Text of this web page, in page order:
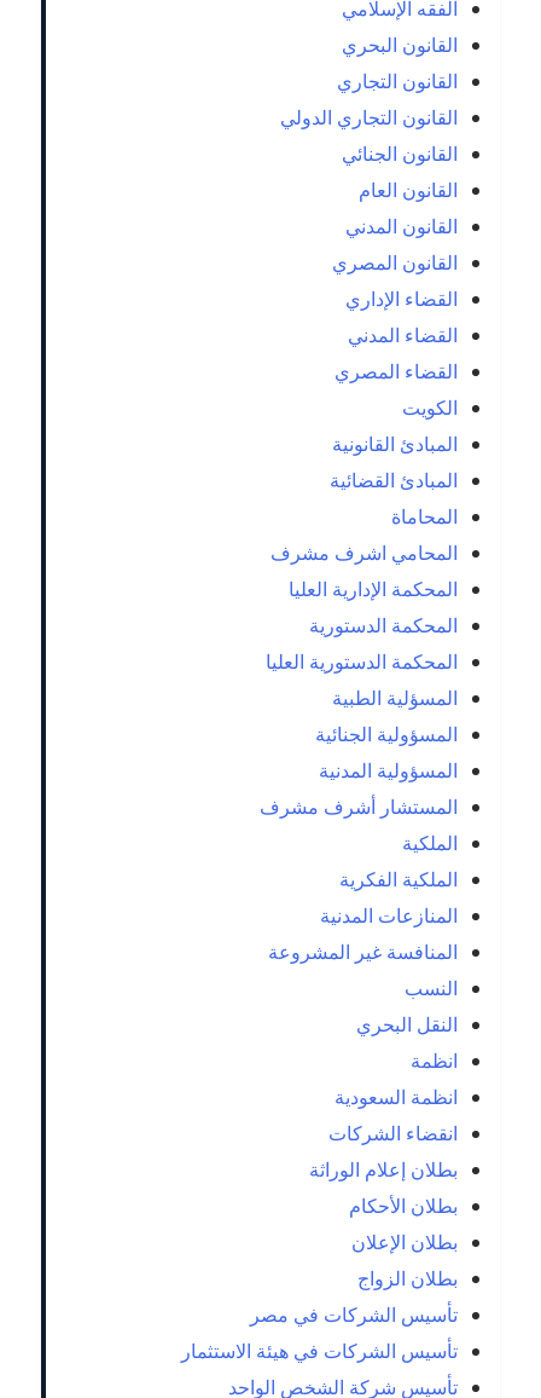
الفقه الإسلامي
القانون البحري
القانون التجاري
القانون التجاري الدولي
القانون الجنائي
القانون العام
القانون المدني
القانون المصري
القضاء الإداري
القضاء المدني
القضاء المصري
الكويت
المبادئ القانونية
المبادئ القضائية
المحاماة
المحامي اشرف مشرف
المحكمة الإدارية العليا
المحكمة الدستورية
المحكمة الدستورية العليا
المسؤلية الطبية
المسؤولية الجنائية
المسؤولية المدنية
المستشار أشرف مشرف
الملكية
الملكية الفكرية
المنازعات المدنية
المنافسة غير المشروعة
النسب
النقل البحري
انظمة
انظمة السعودية
انقضاء الشركات
بطلان إعلام الوراثة
بطلان الأحكام
بطلان الإعلان
بطلان الزواج
تأسيس الشركات في مصر
تأسيس الشركات في هيئة الاستثمار
تأسيس شركة الشخص الواحد